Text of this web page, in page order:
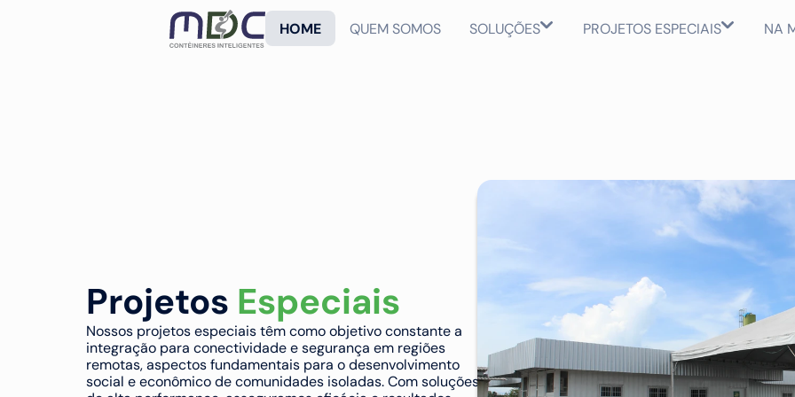
Projetos Especiais
Nossos projetos especiais têm como objetivo constante a
integração para conectividade e segurança em regiões
remotas, aspectos fundamentais para o desenvolvimento
social e econômico de comunidades isoladas. Com soluções
HOME QUEM SOMOS SOLUÇÕES PROJETOS ESPECIAIS NA